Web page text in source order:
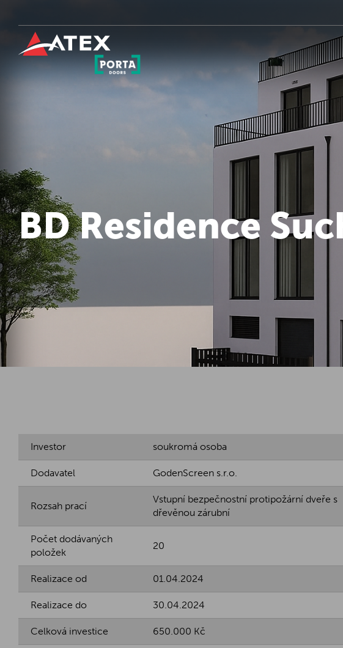
BD Residence
Investor soukromá osoba
Dodavatel GodenScreen s.r.o.
Rozsah prací
Vstupní bezpečnostní protipožární dveře s
dřevěnou zárubní
Počet dodávaných
položek
20
Realizace od 01.04.2024
Realizace do 30.04.2024
Celková investice 650.000 Kč